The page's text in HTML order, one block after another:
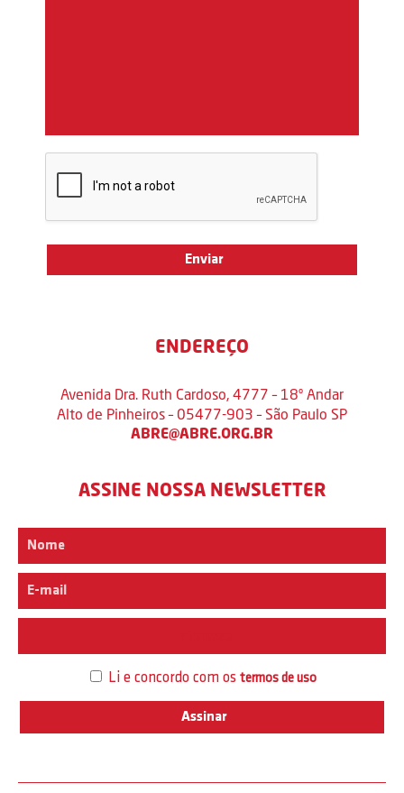
ENDEREÇO
Avenida Dra. Ruth Cardoso, 4777 – 18º Andar
Alto de Pinheiros – 05477-903 – São Paulo SP
ABRE@ABRE.ORG.BR
ASSINE NOSSA NEWSLETTER
Li e concordo com os termos de uso